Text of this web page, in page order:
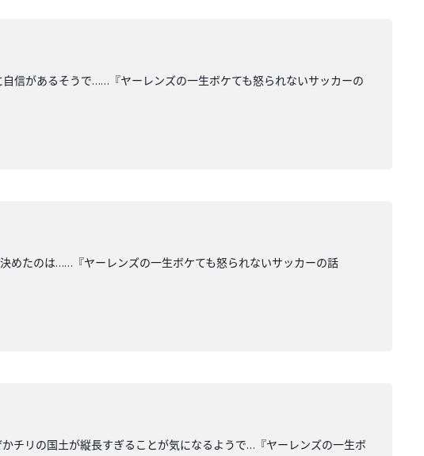
信があるそうで……『ヤーレンズの一生ボケても怒られないサッカーの
めたのは……『ヤーレンズの一生ボケても怒られないサッカーの話
チリの国土が縦長すぎることが気になるようで…『ヤーレンズの一生ボ